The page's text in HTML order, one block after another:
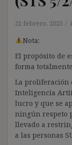
21 febrero, 2025
Nota:
El propósito de
forma totalmente
La proliferación
Inteligencia
lucro y que se
ningún respeto
llevado a
a las personas